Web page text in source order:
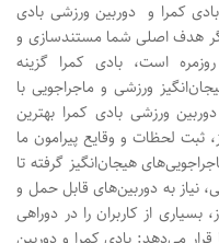
کمرا و دوربین ورزشی بادی
هدف اصلی شما مستندسازی و
است، بادی کمرا گزینه
ورزشی و ماجراجویی با
ورزشی بادی کمرا بهترین
ثبت لحظات و وقایع پیرامون ما
هیجان‌انگیز گرفته تا
نیاز به دوربین‌های قابل حمل و
از کاربران را در دوراهی